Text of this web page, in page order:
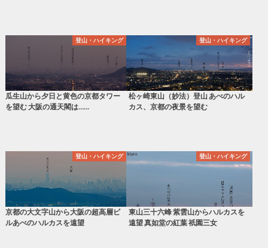
登山・ハイキング
瓜生山から夕日と黄色の京都タワー
を望む 大阪の通天閣は……
登山・ハイキング
松ヶ崎東山（妙法）登山 あべのハル
カス、京都の夜景を望む
登山・ハイキング
京都の大文字山から大阪の超高層ビ
ルあべのハルカスを遠望
登山・ハイキング
東山三十六峰 紫雲山からハルカスを
遠望 真如堂の紅葉 祇園三女